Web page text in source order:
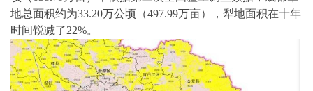
地总面积约为33.20万公顷（497.99万亩），犁地面积在十年
时间锐减了22%。